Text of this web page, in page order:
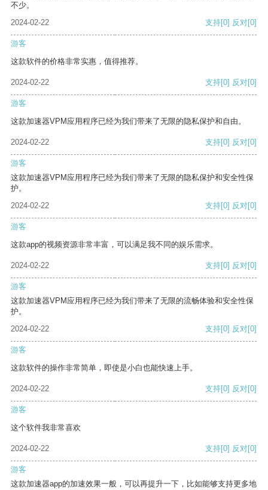
不少。
2024-02-22
支持[0] 反对[0]
游客
这款软件的价格非常实惠，值得推荐。
2024-02-22 支持[0] 反对[0]
游客
这款加速器VPM应用程序已经为我们带来了无限的隐私保护和自由。
2024-02-22 支持[0] 反对[0]
游客
这款加速器VPM应用程序已经为我们带来了无限的隐私保护和安全性保
护。
2024-02-22
支持[0] 反对[0]
游客
这款app的视频资源非常丰富，可以满足我不同的娱乐需求。
2024-02-22 支持[0] 反对[0]
游客
这款加速器VPM应用程序已经为我们带来了无限的流畅体验和安全性保
护。
2024-02-22
支持[0] 反对[0]
游客
这款软件的操作非常简单，即使是小白也能快速上手。
2024-02-22 支持[0] 反对[0]
游客
这个软件我非常喜欢
2024-02-22 支持[0] 反对[0]
游客
这款加速器app的加速效果一般，可以再提升一下，比如能够支持更多地